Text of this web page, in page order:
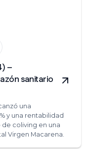
–
sanitario
una
y una rentabilidad
de coliving en una
Virgen Macarena.